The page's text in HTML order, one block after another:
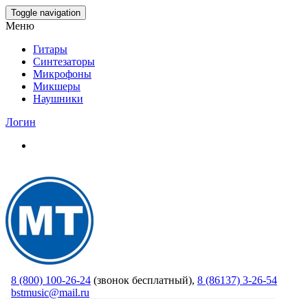
Skip
to
content
Toggle navigation
Меню
Гитары
Синтезаторы
Микрофоны
Микшеры
Наушники
Логин
8 (800) 100-26-24 (звонок бесплатный), 8 (86137) 3-26-54
bstmusic@mail.ru